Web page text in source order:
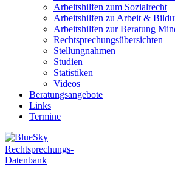
Arbeitshilfen zum Sozialrecht
Arbeitshilfen zu Arbeit &
Arbeitshilfen zur Beratung
Rechtsprechungsübersichten
Stellungnahmen
Studien
Statistiken
Videos
Beratungsangebote
Links
Termine
Rechtsprechungs-
Datenbank